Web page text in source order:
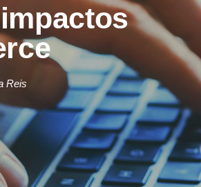
Reis